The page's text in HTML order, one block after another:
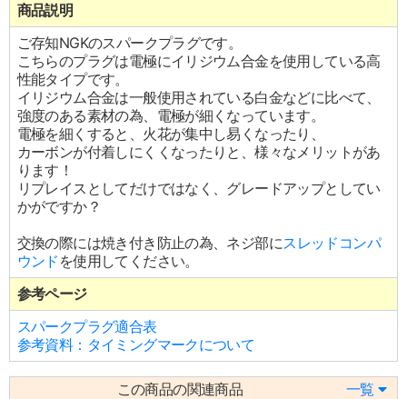
商品説明
ご存知NGKのスパークプラグです。
こちらのプラグは電極にイリジウム合金を使用している高
性能タイプです。
イリジウム合金は一般使用されている白金などに比べて、
強度のある素材の為、電極が細くなっています。
電極を細くすると、火花が集中し易くなったり、
カーボンが付着しにくくなったりと、様々なメリットがあ
ります！
リプレイスとしてだけではなく、グレードアップとしてい
かがですか？
交換の際には焼き付き防止の為、ネジ部にスレッドコンパ
ウンド を使用してください。
参考ページ
スパークプラグ適合表
参考資料：タイミングマークについて
この商品の関連商品 一覧